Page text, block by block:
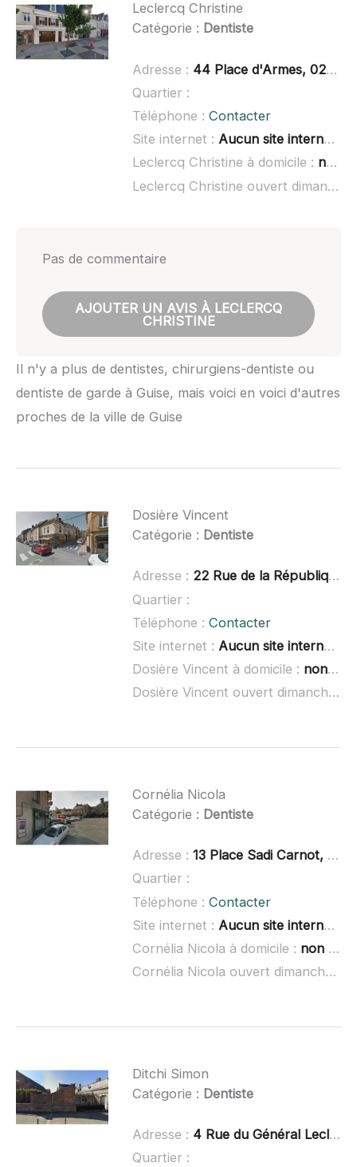
Leclercq Christine
Catégorie : Dentiste
Adresse : 44 Place d'Armes, 02120 Guise
Quartier :
Téléphone : Contacter
Site internet : Aucun site internet connu
Leclercq Christine à domicile : non renseigné
Leclercq Christine ouvert dimanche :
Pas de commentaire
AJOUTER UN AVIS À LECLERCQ
CHRISTINE
Il n'y a plus de dentistes, chirurgiens-dentiste ou
dentiste de garde à Guise, mais voici en voici d'autres
proches de la ville de Guise
Dosière Vincent
Catégorie : Dentiste
Adresse : 22 Rue de la République, 02140 Vervins
Quartier :
Téléphone : Contacter
Site internet : Aucun site internet connu
Dosière Vincent à domicile : non renseigné
Dosière Vincent ouvert dimanche :
Cornélia Nicola
Catégorie : Dentiste
Adresse : 13 Place Sadi Carnot, 02140 Vervins
Quartier :
Téléphone : Contacter
Site internet : Aucun site internet connu
Cornélia Nicola à domicile : non renseigné
Cornélia Nicola ouvert dimanche :
Ditchi Simon
Catégorie : Dentiste
Adresse : 4 Rue du Général Leclerc, 02390 Origny-Sainte-Benoite
Quartier :